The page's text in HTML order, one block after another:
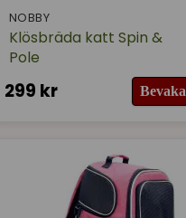
NOBBY
Klösbräda katt Spin &
Pole
299 kr Bevaka